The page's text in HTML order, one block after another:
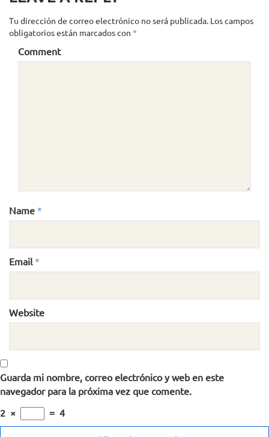
Tu dirección de correo electrónico no será publicada. Los campos
obligatorios están marcados con *
Comment
Name *
Email *
Website
Guarda mi nombre, correo electrónico y web en este
navegador para la próxima vez que comente.
2 × = 4